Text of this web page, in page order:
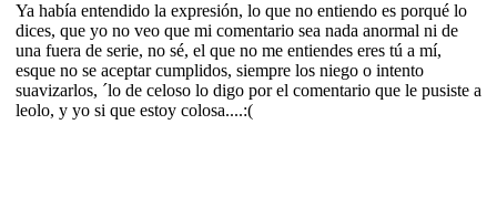
Ya había entendido la expresión, lo que no entiendo es porqué lo
dices, que yo no veo que mi comentario sea nada anormal ni de
una fuera de serie, no sé, el que no me entiendes eres tú a mí,
esque no se aceptar cumplidos, siempre los niego o intento
suavizarlos, ´lo de celoso lo digo por el comentario que le pusiste a
leolo, y yo si que estoy colosa....:(